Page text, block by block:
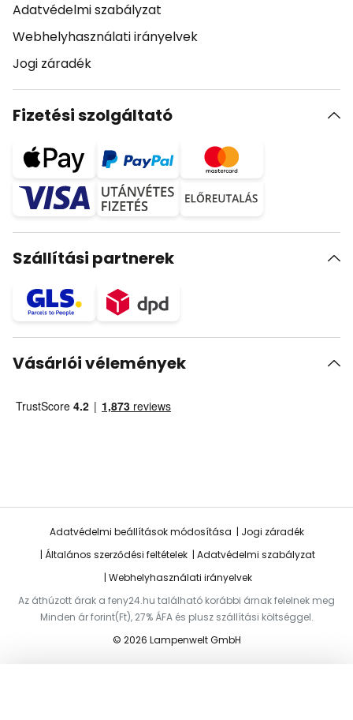
Adatvédelmi szabályzat
Webhelyhasználati irányelvek
Jogi záradék
Fizetési szolgáltató
Szállítási partnerek
Vásárlói vélemények
Adatvédelmi beállítások módosítása
Jogi záradék
Általános szerződési feltételek
Adatvédelmi szabályzat
Webhelyhasználati irányelvek
Az áthúzott árak a feny24.hu található korábbi árnak felelnek meg
Minden ár forint(Ft), 27% ÁFA és plusz szállítási költséggel.
© 2026 Lampenwelt GmbH